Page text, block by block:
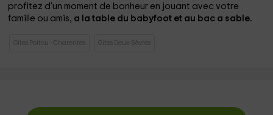
profitez d'un moment de bonheur en jouant avec votre
famille ou amis, a la table du babyfoot et au bac a sable.
Gites Poitou - Charentes Gites Deux-Sèvres